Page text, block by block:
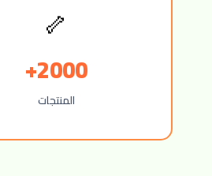
🦴
2000+
المنتجات